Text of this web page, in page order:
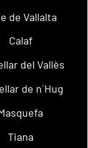
de Vallalta
Calaf
del Vallès
de n´Hug
Tiana